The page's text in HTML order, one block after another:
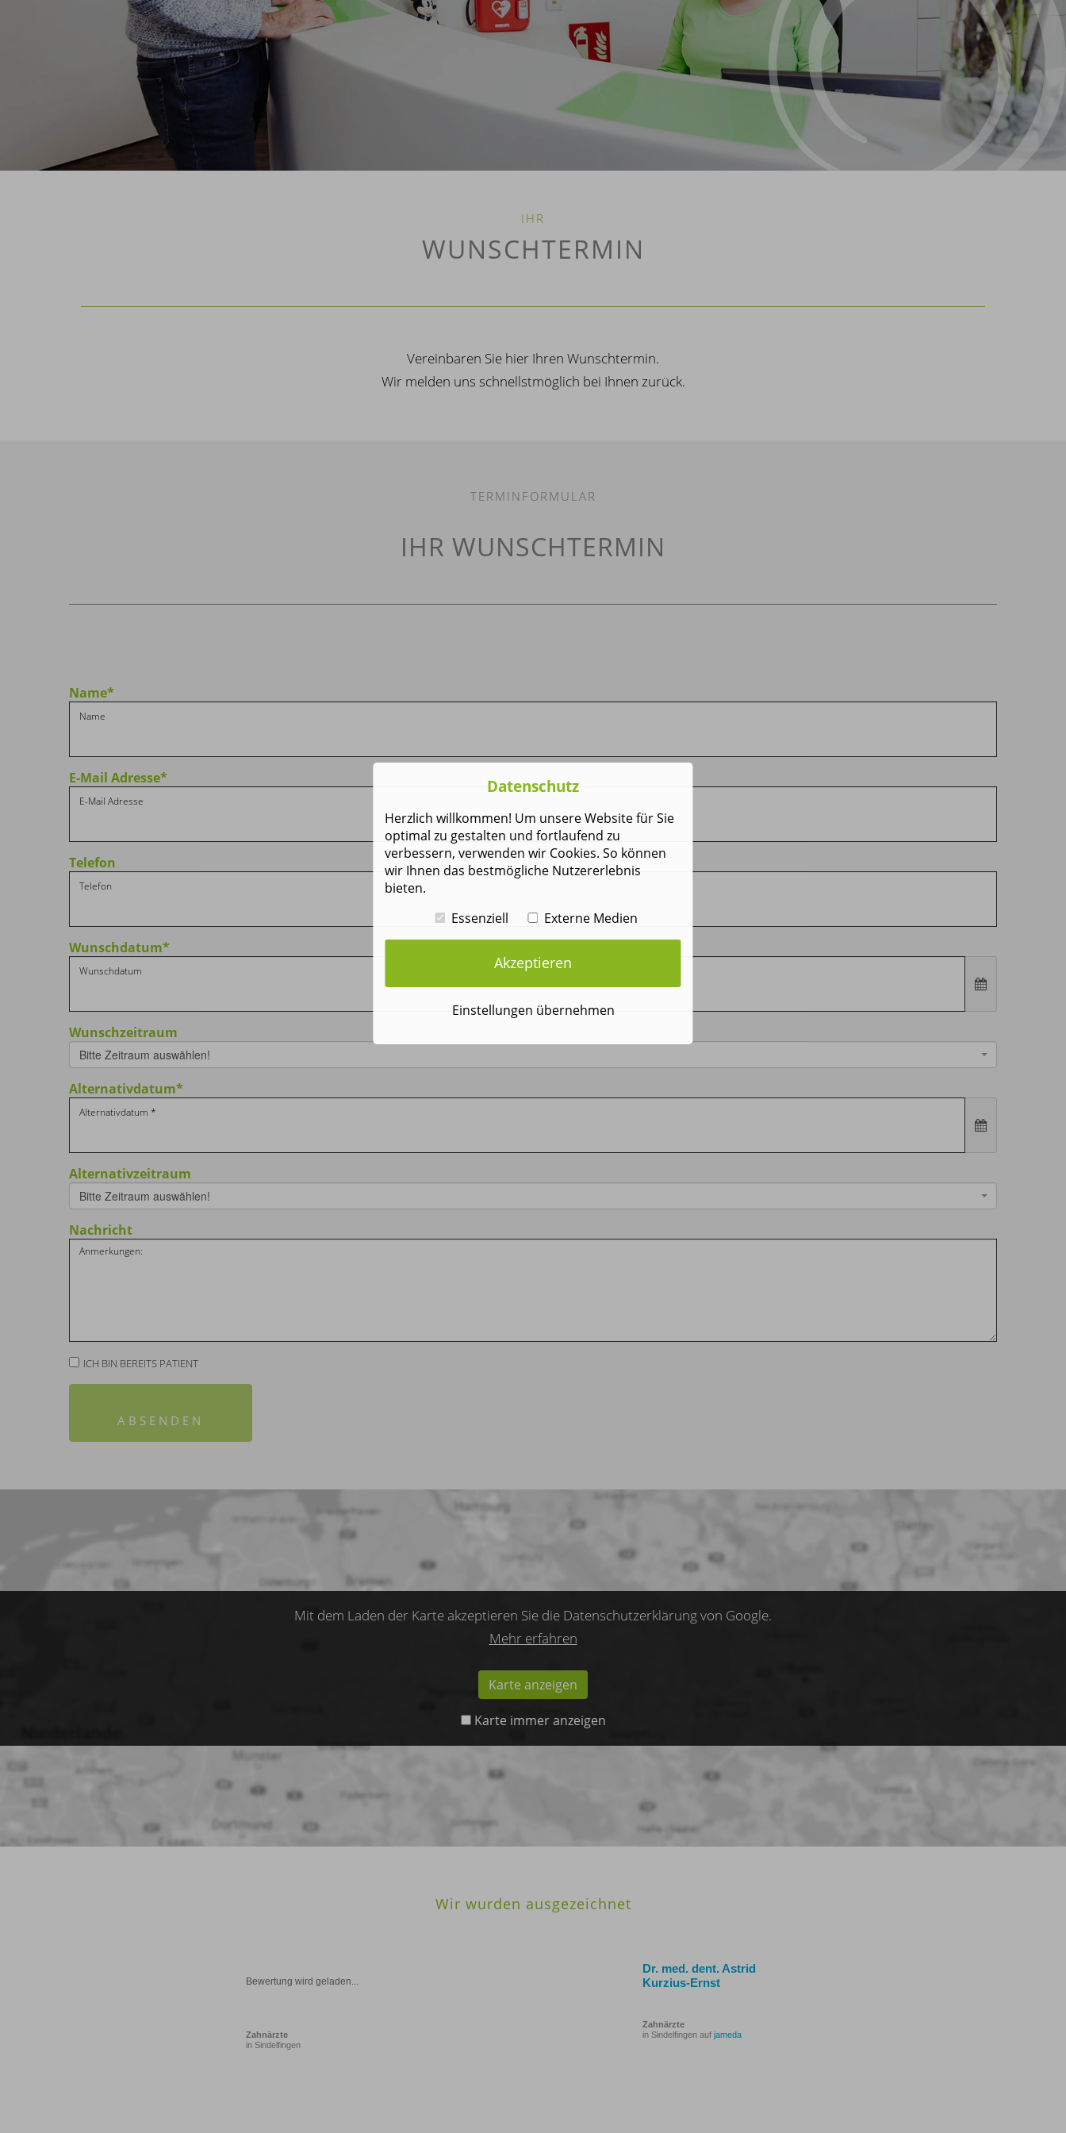
IHR
WUNSCHTERMIN
Vereinbaren Sie hier Ihren Wunschtermin.
Wir melden uns schnellstmöglich bei Ihnen zurück.
TERMINFORMULAR
IHR WUNSCHTERMIN
Name*
E-Mail Adresse*
Telefon
Wunschdatum*
Wunschzeitraum
Bitte Zeitraum auswählen!
Alternativdatum*
Alternativzeitraum
Bitte Zeitraum auswählen!
Nachricht
ICH BIN BEREITS PATIENT
ABSENDEN
Mit dem Laden der Karte akzeptieren Sie die Datenschutzerklärung von Google.
Mehr erfahren
Karte anzeigen
Karte immer anzeigen
Wir wurden ausgezeichnet
Bewertung wird geladen...
Zahnärzte
in Sindelfingen
Dr. med. dent. Astrid
Kurzius-Ernst
Zahnärzte
in Sindelfingen auf jameda
Datenschutz
Herzlich willkommen! Um unsere Website für Sie
optimal zu gestalten und fortlaufend zu
verbessern, verwenden wir Cookies. So können
wir Ihnen das bestmögliche Nutzererlebnis
bieten.
Essenziell
Externe Medien
Akzeptieren
Einstellungen übernehmen